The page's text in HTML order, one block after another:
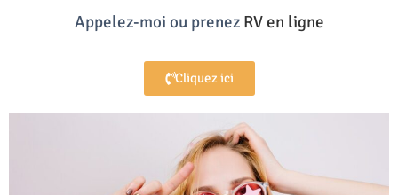
Appelez-moi ou prenez RV en ligne
Cliquez ici